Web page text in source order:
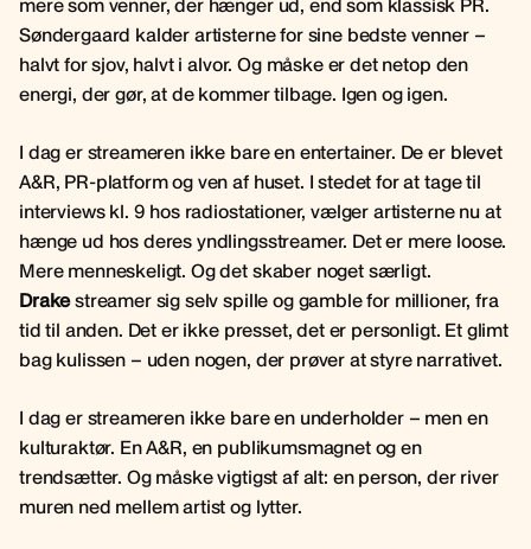
Søndergaard kalder artisterne for sine bedste venner –
halvt for sjov, halvt i alvor. Og måske er det netop den
energi, der gør, at de kommer tilbage. Igen og igen.
I dag er streameren ikke bare en entertainer. De er blevet
A&R, PR-platform og ven af huset. I stedet for at tage til
interviews kl. 9 hos radiostationer, vælger artisterne nu at
hænge ud hos deres yndlingsstreamer. Det er mere loose.
Mere menneskeligt. Og det skaber noget særligt.
Drakestreamer sig selv spille og gamble for millioner, fra
tid til anden. Det er ikke presset, det er personligt. Et glimt
bag kulissen – uden nogen, der prøver at styre narrativet.
I dag er streameren ikke bare en underholder – men en
kulturaktør. En A&R, en publikumsmagnet og en
trendsætter. Og måske vigtigst af alt: en person, der river
muren ned mellem artist og lytter.